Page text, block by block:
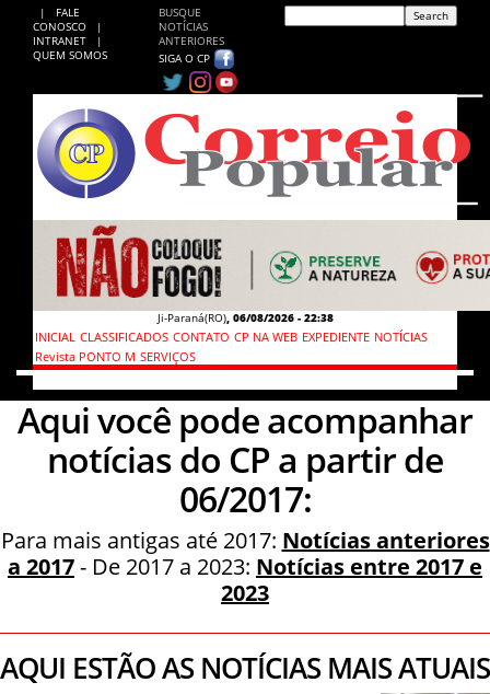
|
FALE
CONOSCO
|
INTRANET
|
QUEM SOMOS
BUSQUE
NOTÍCIAS
ANTERIORES
SIGA O CP
Ji-Paraná(RO), 06/08/2026 - 22:38
INICIAL CLASSIFICADOS CONTATO CP NA WEB EXPEDIENTE NOTÍCIAS
Revista PONTO M SERVIÇOS
Aqui você pode acompanhar
notícias do CP a partir de
06/2017:
Para mais antigas até 2017: Notícias anteriores
a 2017- De 2017 a 2023: Notícias entre 2017 e
2023
AQUI ESTÃO AS NOTÍCIAS MAIS ATUAIS